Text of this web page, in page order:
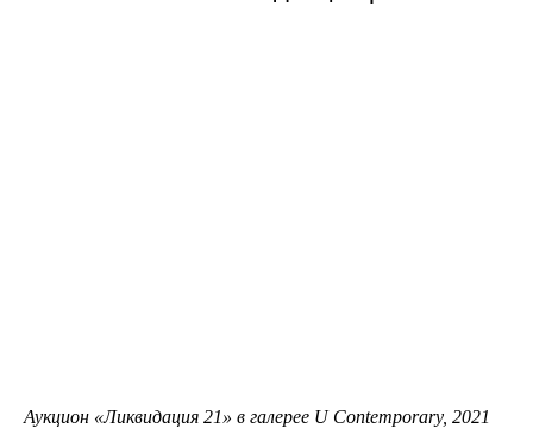
Аукцион «Ликвидация 21» в галерее U Contemporary, 2021